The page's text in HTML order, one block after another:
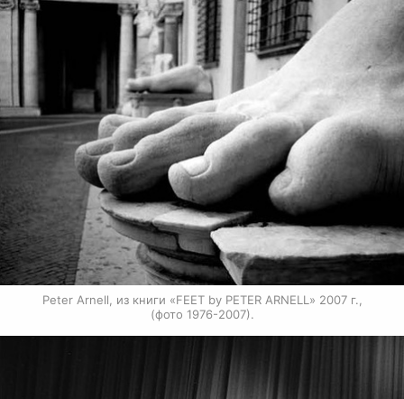
Peter Arnell, из книги «FEET by PETER ARNELL» 2007 г.,
(фото 1976-2007).